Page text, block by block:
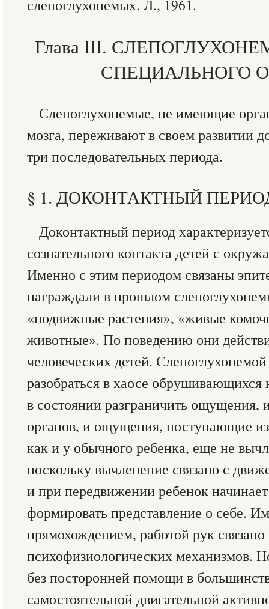
слепоглухонемых. Л., 1961.
Глава III.
СПЕЦИАЛЬНОГО
Слепоглухонемые, не имеющие
мозга, переживают в своем развитии
три последовательных периода.
§ 1. ДОКОНТАКТНЫЙ
Доконтактный период
сознательного контакта детей с
Именно с этим периодом связаны
награждали в прошлом
«подвижные растения», «живые
животные». По поведению они
человеческих детей.
разобраться в хаосе
в состоянии разграничить ощущения,
органов, и ощущения, поступающие
как и у обычного ребенка, еще не
поскольку вычленение связано с
и при передвижении ребенок
формировать представление о себе.
прямохождением, работой рук
психофизиологических механизмов.
без посторонней помощи в
самостоятельной двигательной